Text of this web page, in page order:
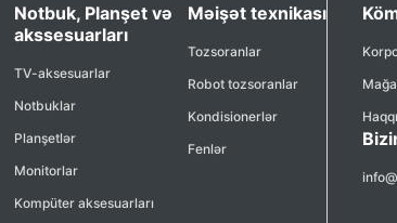
Notbuk, Planşet və
akssesuarları
TV-aksesuarlar
Notbuklar
Planşetlər
Monitorlar
Kompüter aksesuarları
Məişət texnikası
Tozsoranlar
Robot tozsoranlar
Kondisionerlər
Fenlər